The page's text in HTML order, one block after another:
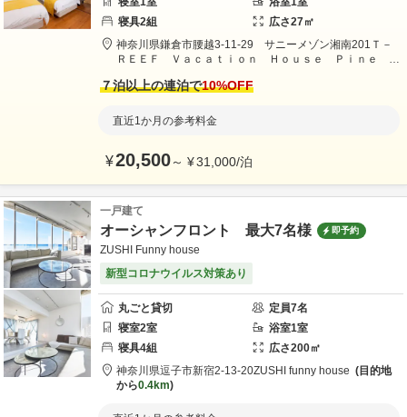
寝具2組 広さ27㎡
神奈川県鎌倉市腰越3-11-29 サニーメゾン湘南201 Ｔ－
ＲＥＥＦ Ｖａｃａｔｉｏｎ Ｈｏｕｓｅ Ｐｉｎｅ Ｔ
７泊以上の連泊で10%OFF
直近1か月の参考料金
¥20,500～ ¥31,000/泊
一戸建て
オーシャンフロント 最大7名様 即予約
ZUSHI Funny house
新型コロナウイルス対策あり
丸ごと貸切 定員7名
寝室2室 浴室1室
寝具4組 広さ200㎡
神奈川県逗子市新宿2-13‐20ZUSHI funny house
目的地
から0.4km